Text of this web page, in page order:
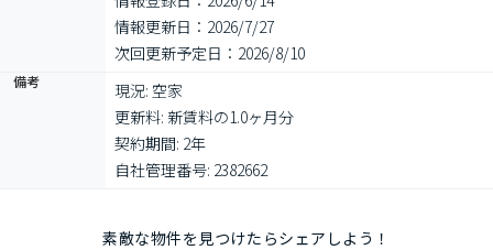
情報更新日：2026/7/27
次回更新予定日：2026/8/10
備考
現況: 空家
更新料: 新賃料の1.0ヶ月分
契約期間: 2年
自社管理番号: 2382662
素敵な物件を見つけたらシェアしよう！